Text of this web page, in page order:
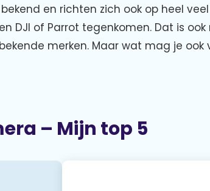
en richten zich ook op heel
DJI of Parrot tegenkomen. Dat is
merken. Maar wat mag je ook
– Mijn top 5